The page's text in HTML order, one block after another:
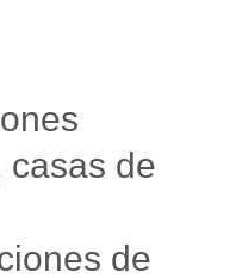
casas de
de